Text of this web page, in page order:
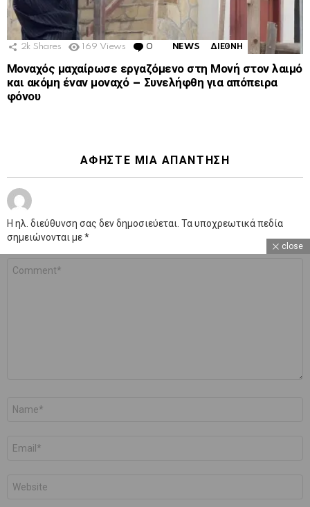
2k Shares 169 Views 0 Comments
NEWS ΔΙΕΘΝΗ
Μοναχός μαχαίρωσε εργαζόμενο στη Μονή στον λαιμό
και ακόμη έναν μοναχό – Συνελήφθη για απόπειρα
φόνου
ΑΦΉΣΤΕ ΜΙΑ ΑΠΆΝΤΗΣΗ
Η ηλ. διεύθυνση σας δεν δημοσιεύεται. Τα υποχρεωτικά πεδία
σημειώνονται με*
close